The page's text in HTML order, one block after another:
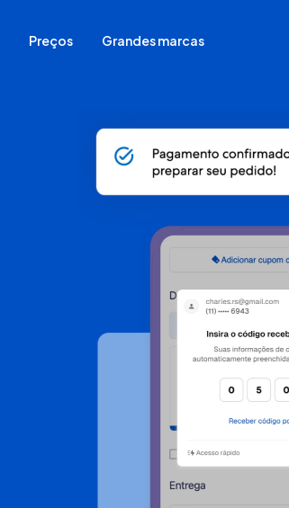
de plataforma
estoque
Preços Grandes marcas